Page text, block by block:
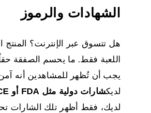
الشهادات والرموز
هل تتسوق عبر الإنترنت؟ المنتج
اللعبة فقط. ما يحسم الصفقة حقاً
يجب أن تُظهر للمشاهدين أنه
لديكشارات دولية مثل FDA أو CE؟
لديك، فقط أظهر تلك الشارات